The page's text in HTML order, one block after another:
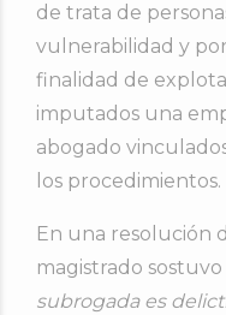
de trata de
vulnerabilidad y
finalidad de
imputados una
abogado
los procedimientos.
En una resolución
magistrado
subrogada es